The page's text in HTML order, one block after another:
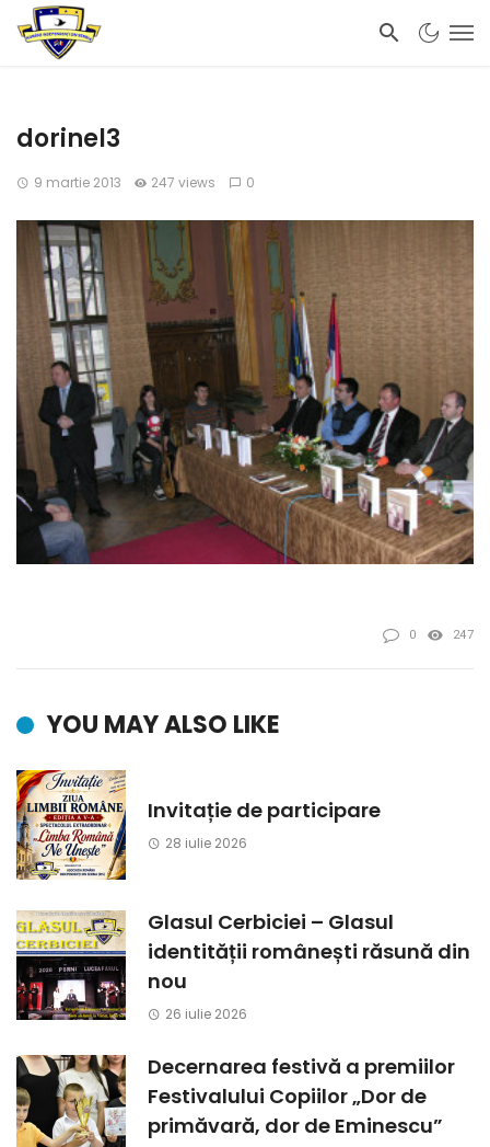
dorinel3
9 martie 2013 247 views 0
0 247
YOU MAY ALSO LIKE
Invitație de participare
28 iulie 2026
Glasul Cerbiciei – Glasul
identității românești răsună din
nou
26 iulie 2026
Decernarea festivă a premiilor
Festivalului Copiilor „Dor de
primăvară, dor de Eminescu”